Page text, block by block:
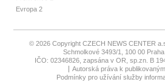
Evropa 2
© 2026 Copyright CZECH NEWS CENTER
Schmolkové 3493/1, 100 00
IČO: 02346826, zapsána v OR, sp.zn. B
Autorská práva k
Podmínky pro užívání služby